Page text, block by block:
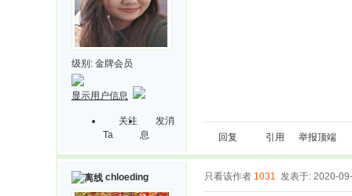
级别: 金牌会员
显示用户信息
关注
Ta
发消
息
回复 引用 举报顶端
chloeding 只看该作者 1031 发表于: 2020-